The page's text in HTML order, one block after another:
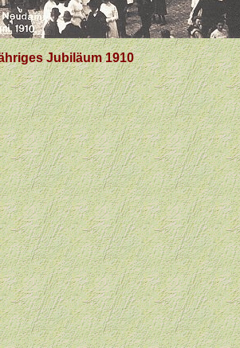
Jubiläum 1910